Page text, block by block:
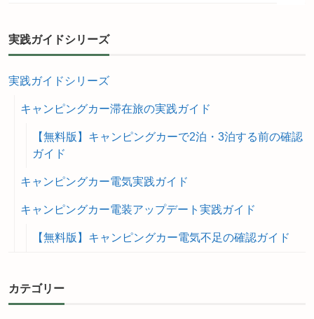
実践ガイドシリーズ
実践ガイドシリーズ
キャンピングカー滞在旅の実践ガイド
【無料版】キャンピングカーで2泊・3泊する前の確認
ガイド
キャンピングカー電気実践ガイド
キャンピングカー電装アップデート実践ガイド
【無料版】キャンピングカー電気不足の確認ガイド
カテゴリー